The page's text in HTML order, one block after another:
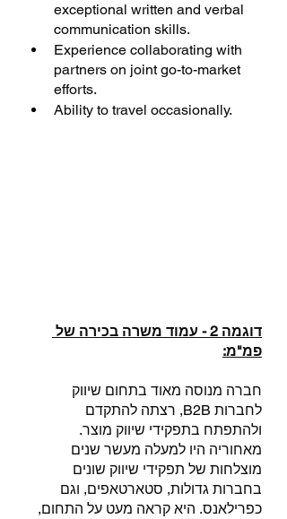
exceptional written and verbal
communication skills.
Experience collaborating with
partners on joint go-to-market
efforts.
Ability to travel occasionally.
דוגמה 2 - עמוד משרה בכירה של
פמ"מ:
חברה מנוסה מאוד בתחום שיווק
לחברות B2B, רצתה להתקדם
ולהתפתח בתפקידי שיווק מוצר.
מאחוריה היו למעלה מעשר שנים
מוצלחות של תפקידי שיווק שונים
בחברות גדולות, סטארטאפים, וגם
כפרילאנס. היא קראה מעט על התחום,